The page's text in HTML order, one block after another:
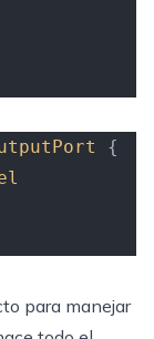
{
para manejar